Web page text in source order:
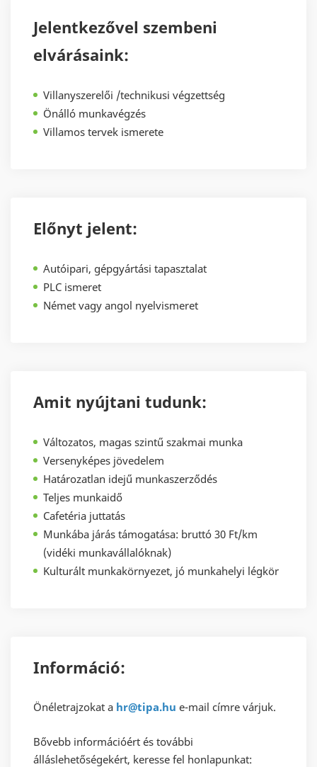
Jelentkezővel szembeni
elvárásaink:
Villanyszerelői /technikusi végzettség
Önálló munkavégzés
Villamos tervek ismerete
Előnyt jelent:
Autóipari, gépgyártási tapasztalat
PLC ismeret
Német vagy angol nyelvismeret
Amit nyújtani tudunk:
Változatos, magas szintű szakmai munka
Versenyképes jövedelem
Határozatlan idejű munkaszerződés
Teljes munkaidő
Cafetéria juttatás
Munkába járás támogatása: bruttó 30 Ft/km
(vidéki munkavállalóknak)
Kulturált munkakörnyezet, jó munkahelyi légkör
Információ:
Önéletrajzokat a hr@tipa.hu e-mail címre várjuk.
Bővebb információért és további
álláslehetőségekért, keresse fel honlapunkat: